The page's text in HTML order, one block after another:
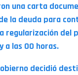
una carta
la deuda para
regularización del
a las 00 horas.
decidió